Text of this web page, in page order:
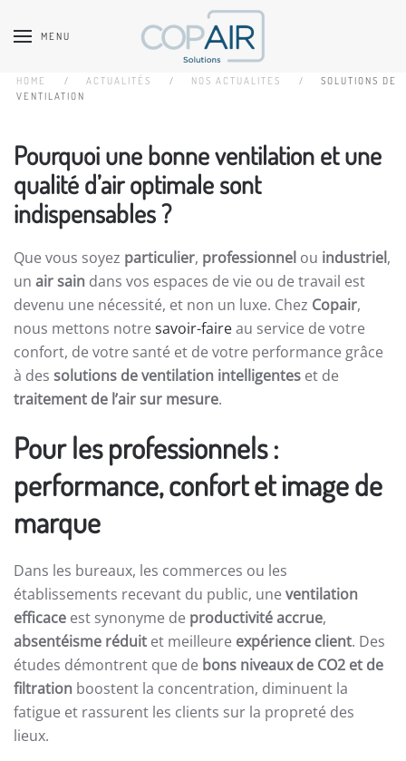
Accéder au contenu principal
MENU
HOME ACTUALITÉS NOS ACTUALITES
SOLUTIONS DE
VENTILATION
Pourquoi une bonne ventilation et une
qualité d’air optimale sont
indispensables ?
Que vous soyez particulier, professionnel ou industriel,
un air sain dans vos espaces de vie ou de travail est
devenu une nécessité, et non un luxe. Chez Copair,
nous mettons notre savoir-faireau service de votre
confort, de votre santé et de votre performance grâce
à des solutions de ventilation intelligentes et de
traitement de l’air sur mesure.
Pour les professionnels :
performance, confort et image de
marque
Dans les bureaux, les commerces ou les
établissements recevant du public, une ventilation
efficace est synonyme de productivité accrue,
absentéisme réduit et meilleure expérience client. Des
études démontrent que de bons niveaux de CO2 et de
filtration boostent la concentration, diminuent la
fatigue et rassurent les clients sur la propreté des
lieux.